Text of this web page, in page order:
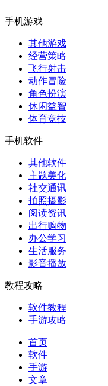
手机游戏
其他游戏
经营策略
飞行射击
动作冒险
角色扮演
休闲益智
体育竞技
手机软件
其他软件
主题美化
社交通讯
拍照摄影
阅读资讯
出行购物
办公学习
生活服务
影音播放
教程攻略
软件教程
手游攻略
首页
软件
手游
文章